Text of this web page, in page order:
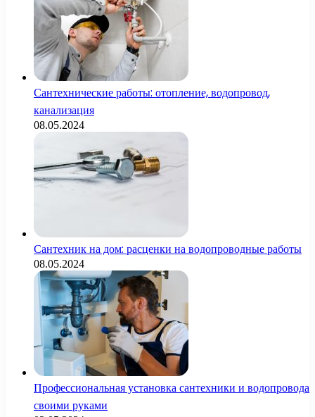
Сантехнические работы: отопление, водопровод,
канализация
08.05.2024
Сантехник на дом: расценки на водопроводные работы
08.05.2024
Профессиональная установка сантехники и водопровода
своими руками